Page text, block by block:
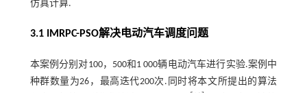
仿真计算.
3.1 IMRPC-PSO解决电动汽车调度问题
本案例分别对100，500和1 000辆电动汽车进行实验.案例中
种群数量为26，最高迭代200次.同时将本文所提出的算法